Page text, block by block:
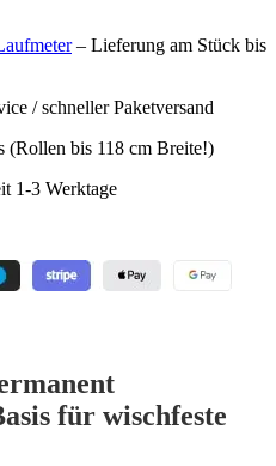
– Lieferung am Stück bis
/ schneller Paketversand
(Rollen bis 118 cm Breite!)
1-3 Werktage
für wischfeste